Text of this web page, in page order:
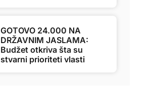
GOTOVO 24.000 NA
DRŽAVNIM JASLAMA:
Budžet otkriva šta su
stvarni prioriteti vlasti